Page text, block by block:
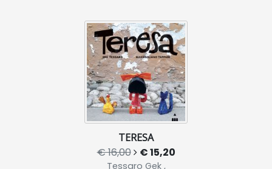
TERESA
€ 16,00 € 15,20
Tessaro Gek ,